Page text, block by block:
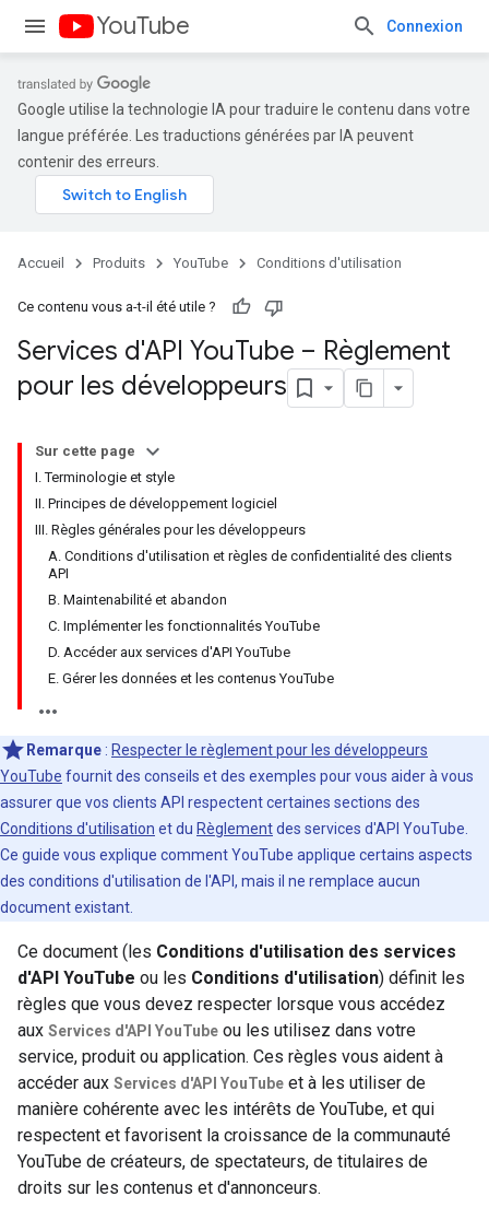
YouTube Connexion
Google utilise la technologie IA pour traduire le contenu dans votre
langue préférée. Les traductions générées par IA peuvent
contenir des erreurs.
Accueil Produits YouTube Conditions d'utilisation
Ce contenu vous a-t-il été utile ?
Services d'API YouTube – Règlement
pour les développeurs
Sur cette page
I. Terminologie et style
II. Principes de développement logiciel
III. Règles générales pour les développeurs
A. Conditions d'utilisation et règles de confidentialité des clients
API
B. Maintenabilité et abandon
C. Implémenter les fonctionnalités YouTube
D. Accéder aux services d'API YouTube
E. Gérer les données et les contenus YouTube
Remarque : Respecter le règlement pour les développeurs
YouTube fournit des conseils et des exemples pour vous aider à vous
assurer que vos clients API respectent certaines sections des
Conditions d'utilisation et du Règlementdes services d'API YouTube.
Ce guide vous explique comment YouTube applique certains aspects
des conditions d'utilisation de l'API, mais il ne remplace aucun
document existant.
Ce document (les Conditions d'utilisation des services
d'API YouTube ou les Conditions d'utilisation) définit les
règles que vous devez respecter lorsque vous accédez
aux Services d'API YouTube ou les utilisez dans votre
service, produit ou application. Ces règles vous aident à
accéder aux Services d'API YouTube et à les utiliser de
manière cohérente avec les intérêts de YouTube, et qui
respectent et favorisent la croissance de la communauté
YouTube de créateurs, de spectateurs, de titulaires de
droits sur les contenus et d'annonceurs.